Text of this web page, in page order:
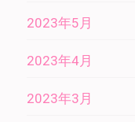
2023年5月
2023年4月
2023年3月